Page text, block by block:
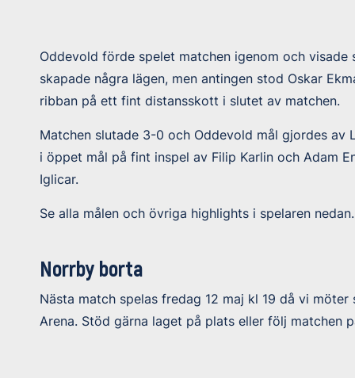
Oddevold förde spelet matchen igenom och
skapade några lägen, men antingen stod Oskar
ribban på ett fint distansskott i slutet av matchen.
Matchen slutade 3-0 och Oddevold mål gjordes av
i öppet mål på fint inspel av Filip Karlin och Adam
Iglicar.
Se alla målen och övriga highlights i spelaren nedan.
Norrby borta
Nästa match spelas fredag 12 maj kl 19 då vi
Arena. Stöd gärna laget på plats eller följ matchen